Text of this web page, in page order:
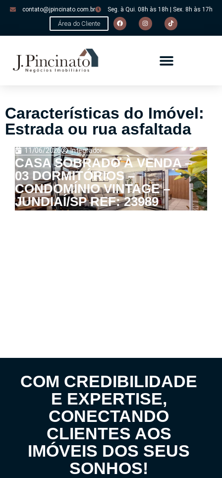
contato@jpincinato.com.br Seg. à Qui. 08h às 18h | Sex. 8h às 17h
Área do Cliente
Características do Imóvel:
Estrada ou rua asfaltada
11/06/2026 Integrador
CASA SOBRADO À VENDA –
03 DORMITÓRIOS –
CONDOMÍNIO VINTAGE –
JUNDIAÍ/SP REF: 23989
COM CREDIBILIDADE
E EXPERTISE,
CONECTANDO
CLIENTES AOS
IMÓVEIS DOS SEUS
SONHOS!